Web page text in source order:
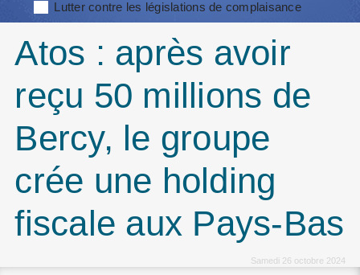
Lutter contre les législations de complaisance
Atos : après avoir
reçu 50 millions de
Bercy, le groupe
crée une holding
fiscale aux Pays-Bas
Samedi 26 octobre 2024